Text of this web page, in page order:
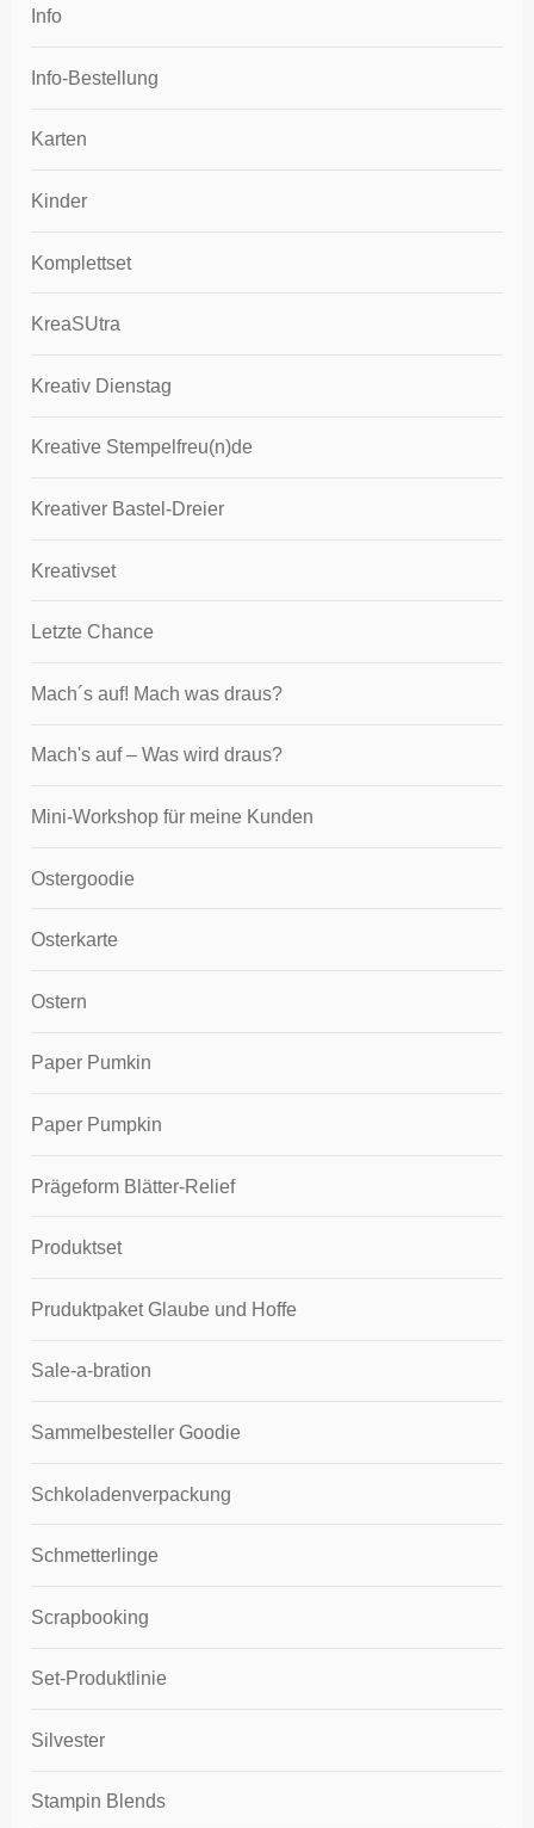
Info
Info-Bestellung
Karten
Kinder
Komplettset
KreaSUtra
Kreativ Dienstag
Kreative Stempelfreu(n)de
Kreativer Bastel-Dreier
Kreativset
Letzte Chance
Mach´s auf! Mach was draus?
Mach's auf – Was wird draus?
Mini-Workshop für meine Kunden
Ostergoodie
Osterkarte
Ostern
Paper Pumkin
Paper Pumpkin
Prägeform Blätter-Relief
Produktset
Pruduktpaket Glaube und Hoffe
Sale-a-bration
Sammelbesteller Goodie
Schkoladenverpackung
Schmetterlinge
Scrapbooking
Set-Produktlinie
Silvester
Stampin Blends